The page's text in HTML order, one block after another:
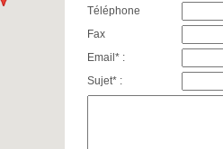
Téléphone
Fax
Email* :
Sujet* :